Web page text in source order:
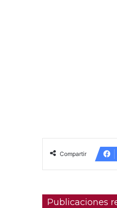
Compartir
Publicaciones